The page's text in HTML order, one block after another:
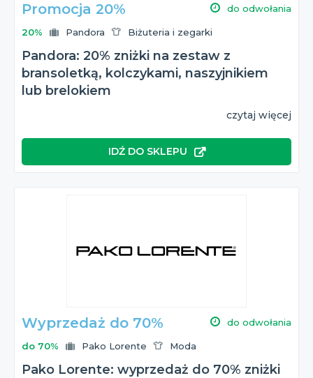
Promocja 20% do odwołania
20% Pandora Biżuteria i zegarki
Pandora: 20% zniżki na zestaw z
bransoletką, kolczykami, naszyjnikiem
lub brelokiem
czytaj więcej
IDŹ DO SKLEPU
Wyprzedaż do 70% do odwołania
do 70% Pako Lorente Moda
Pako Lorente: wyprzedaż do 70% zniżki